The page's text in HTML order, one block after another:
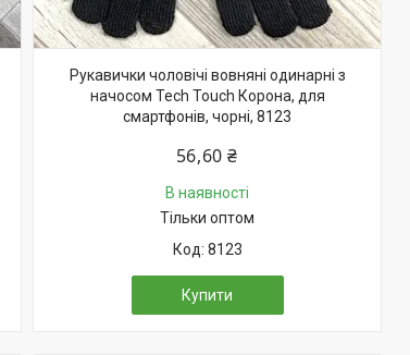
Рукавички чоловічі вовняні одинарні з
начосом Tech Touch Корона, для
смартфонів, чорні, 8123
56,60 ₴
В наявності
Тільки оптом
8123
Купити